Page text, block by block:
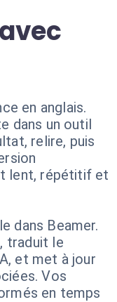
en anglais.
dans un outil
relire, puis
lent, répétitif et
dans Beamer.
traduit le
et met à jour
Vos
en temps